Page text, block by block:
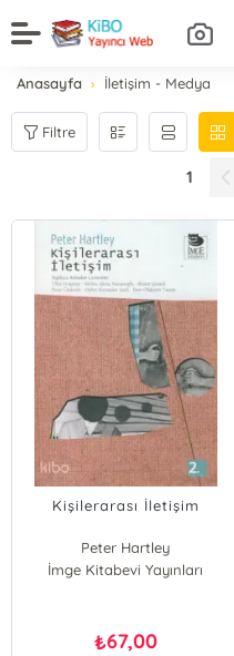
Anasayfa İletişim - Medya
Filtre
1
Kişilerarası İletişim
Peter Hartley
İmge Kitabevi Yayınları
₺67,00